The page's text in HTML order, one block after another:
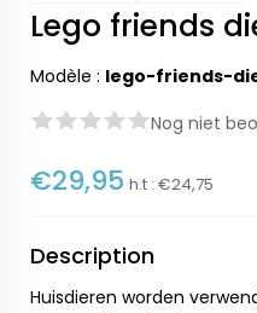
Lego friends
Modèle : lego-friends-
Nog niet
€29,95 h.t : €24,75
Description
Huisdieren worden